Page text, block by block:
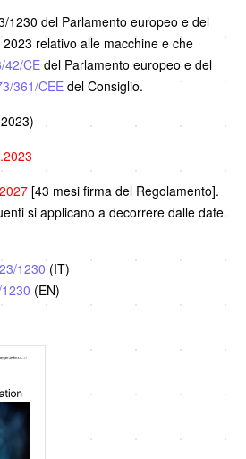
1230 del Parlamento europeo e del
relativo alle macchine e che
42/CEdel Parlamento europeo e del
361/CEEdel Consiglio.
[43 mesi firma del Regolamento].
si applicano a decorrere dalle date
1230 (IT)
(EN)